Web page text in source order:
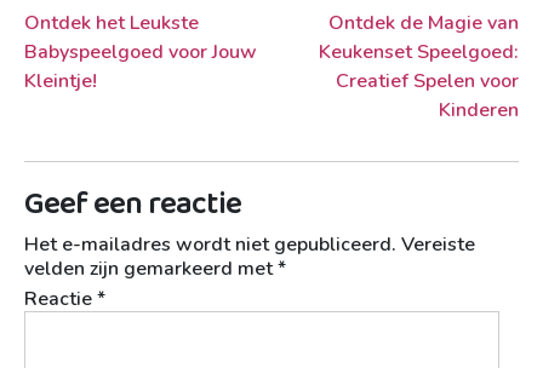
Berichtnavigatie
Ontdek het Leukste
Babyspeelgoed voor Jouw
Kleintje!
Ontdek de Magie van
Keukenset Speelgoed:
Creatief Spelen voor
Kinderen
Geef een reactie
Het e-mailadres wordt niet gepubliceerd. Vereiste
velden zijn gemarkeerd met*
Reactie*